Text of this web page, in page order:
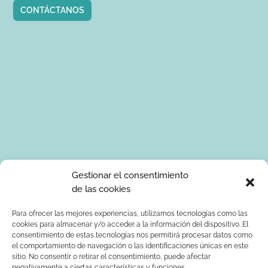
Gestionar el consentimiento
de las cookies
Para ofrecer las mejores experiencias, utilizamos tecnologías como las
cookies para almacenar y/o acceder a la información del dispositivo. El
consentimiento de estas tecnologías nos permitirá procesar datos como
el comportamiento de navegación o las identificaciones únicas en este
sitio. No consentir o retirar el consentimiento, puede afectar
CONTÁCTANOS
Tus datos de carácter personal serán tratados por Ponle Arte
para enviarte información sobre manualidades. La base legal
expreso. Tus serán tratados con seguridad y datos no serán
comunicados a terceros. Podrás ejercer los derechos de
acceso, rectificación, supresión, limitación al tratamiento y
oposición dirigiendo un correo electrónico a